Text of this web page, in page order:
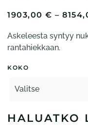
1903,00 € –
Askeleesta syntyy
rantahiekkaan.
KOKO
HALUATKO